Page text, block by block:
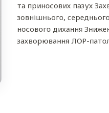
та приносових пазух
зовнішнього,
носового дихання
захворювання ЛОР-